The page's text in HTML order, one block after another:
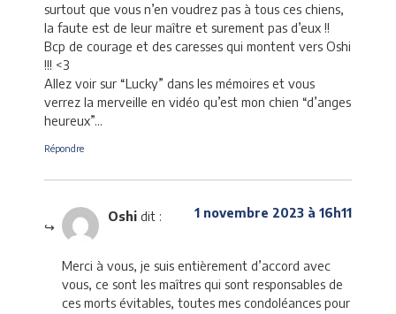
surtout que vous n’en voudrez pas à tous ces chiens,
la faute est de leur maître et surement pas d’eux !!
Bcp de courage et des caresses qui montent vers Oshi
!!! <3
Allez voir sur “Lucky” dans les mémoires et vous
verrez la merveille en vidéo qu’est mon chien “d’anges
heureux”…
Répondre
Oshi dit : 1 novembre 2023 à 16h11
Merci à vous, je suis entièrement d’accord avec
vous, ce sont les maîtres qui sont responsables de
ces morts évitables, toutes mes condoléances pour